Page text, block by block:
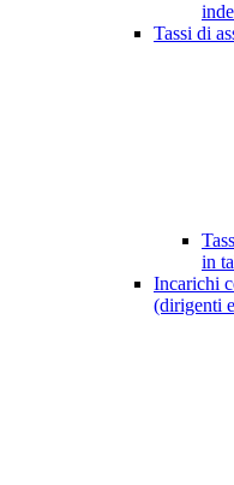
Tassi di
in
Incarichi
(dirigenti